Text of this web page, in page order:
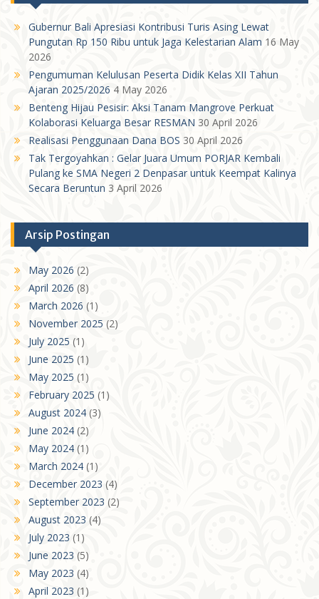
Gubernur Bali Apresiasi Kontribusi Turis Asing Lewat
Pungutan Rp 150 Ribu untuk Jaga Kelestarian Alam 16 May
2026
Pengumuman Kelulusan Peserta Didik Kelas XII Tahun
Ajaran 2025/2026 4 May 2026
Benteng Hijau Pesisir: Aksi Tanam Mangrove Perkuat
Kolaborasi Keluarga Besar RESMAN 30 April 2026
Realisasi Penggunaan Dana BOS 30 April 2026
Tak Tergoyahkan : Gelar Juara Umum PORJAR Kembali
Pulang ke SMA Negeri 2 Denpasar untuk Keempat Kalinya
Secara Beruntun 3 April 2026
Arsip Postingan
May 2026 (2)
April 2026 (8)
March 2026 (1)
November 2025 (2)
July 2025 (1)
June 2025 (1)
May 2025 (1)
February 2025 (1)
August 2024 (3)
June 2024 (2)
May 2024 (1)
March 2024 (1)
December 2023 (4)
September 2023 (2)
August 2023 (4)
July 2023 (1)
June 2023 (5)
May 2023 (4)
April 2023 (1)